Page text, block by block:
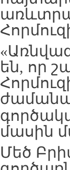
են, որ
մասին
Մեծ